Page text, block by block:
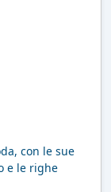
con le sue
e le righe